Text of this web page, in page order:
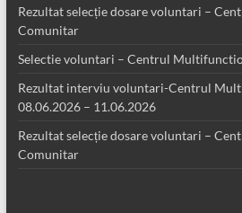
Rezultat selecție dosare voluntari –
Comunitar
Selectie voluntari – Centrul
Rezultat interviu voluntari-Centrul
08.06.2026 – 11.06.2026
Rezultat selecție dosare voluntari –
Comunitar